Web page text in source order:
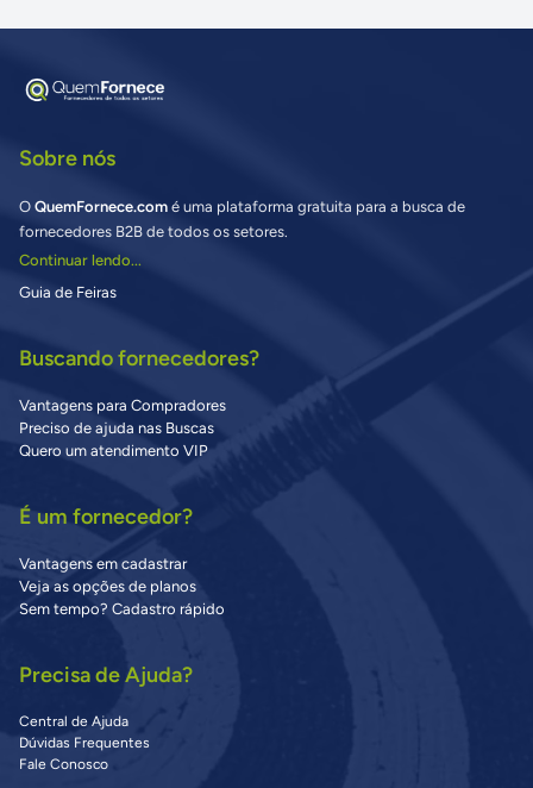
Sobre nós
O QuemFornece.com é uma plataforma gratuita para a busca de
fornecedores B2B de todos os setores.
Continuar lendo...
Guia de Feiras
Buscando fornecedores?
Vantagens para Compradores
Preciso de ajuda nas Buscas
Quero um atendimento VIP
É um fornecedor?
Vantagens em cadastrar
Veja as opções de planos
Sem tempo? Cadastro rápido
Precisa de Ajuda?
Central de Ajuda
Dúvidas Frequentes
Fale Conosco